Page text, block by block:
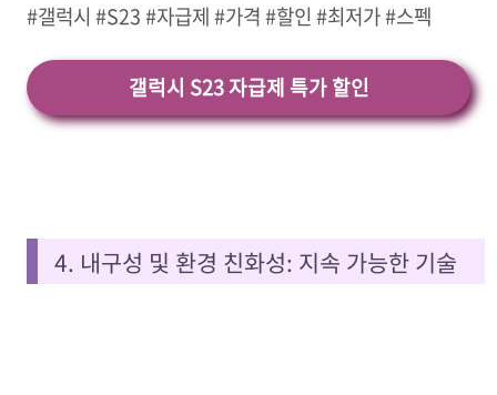
#갤럭시 #S23 #자급제 #가격 #할인 #최저가 #스펙
갤럭시 S23 자급제 특가 할인
4. 내구성 및 환경 친화성: 지속 가능한 기술